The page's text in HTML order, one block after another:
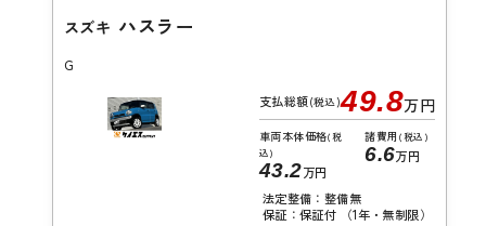
スズキ ハスラー
G
支払総額(税込)49.8万円
車両本体価格(税
込)
43.2万円
諸費用 (税込)
6.6万円
法定整備：整備無
保証：保証付 （1年・無制限）